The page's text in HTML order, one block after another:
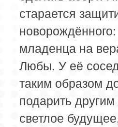
старается
младенца на
Любы. У её
таким образом
подарить
светлое